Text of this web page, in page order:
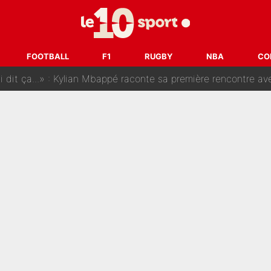
FOOTBALL F1 RUGBY NBA
les inséparables Kylian Mbappé et Achraf Hakimi
ses vacances, la star du XV de France a perdu sa
ça...» : Kylian Mbappé raconte sa première rencontre avec